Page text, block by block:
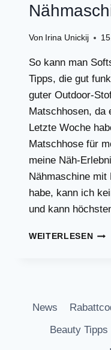
Von Irina Unickij
So kann man
Tipps, die gut
guter Outdoor-
Matschhosen, da
Letzte Woche
Matschhose für
meine Näh-
Nähmaschine
habe, kann ich
und kann
WEITERLESEN
DER
News
Beauty Tipps